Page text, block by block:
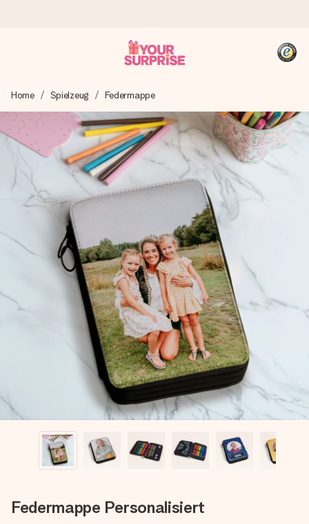
Wir bereiten dein Geschenk sorgfältig vor und schicken es
blitzschnell – damit du es genau zum richtigen Zeitpunkt
überreichen kannst, wenn es am meisten zählt.
4,8 (basierend auf +15.000 Bewertungen)
Unsere Geschenke begeistern. Kunden bewerten uns mit
4,8 bei Google Reviews (Gesamtergebnis aller Länder, in
die wir versenden).
+49 39292 929695
Montag - Freitag : 8:30 - 17:00 Uhr
Samstag - Sonntag : 8:30 - 13:00 Uhr
Home Spielzeug Federmappe
Federmappe Personalisiert